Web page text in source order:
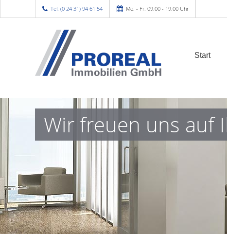
Tel. (0 24 31) 94 61 54 Mo. - Fr. 09.00 - 19.00 Uhr
Start
Wir freuen uns auf